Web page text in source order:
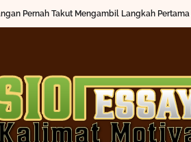
Langkah Pertama Anda